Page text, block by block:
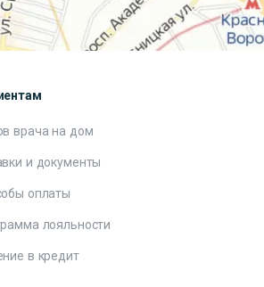
врача на дом
и документы
оплаты
лояльности
в кредит